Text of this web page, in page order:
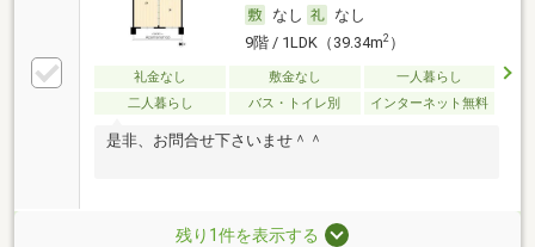
なし
なし
9階 / 1LDK（39.34m2）
礼金なし 敷金なし
一人暮らし
二人暮らし
バス・トイレ別 インターネット無料
是非、お問合せ下さいませ＾＾
残り1件を表示する